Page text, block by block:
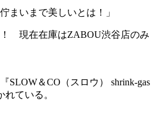
いまで美しいとは！」
現在在庫はZABOU渋谷店のみ
SLOW＆CO（スロウ） shrink-gas
れている。